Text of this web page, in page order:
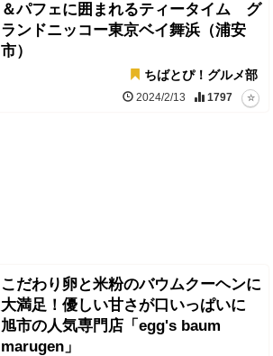
＆パフェに囲まれるティータイム グ
ランドニッコー東京ベイ舞浜（浦安
市）
ちばとぴ！グルメ部
2024/2/13 1797
こだわり卵と米粉のバウムクーヘンに
大満足！優しい甘さが口いっぱいに
旭市の人気専門店「egg's baum
marugen」